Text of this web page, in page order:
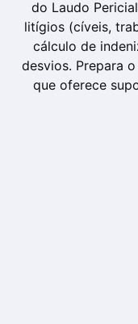
do Laudo
litígios (cíveis,
cálculo de
desvios. Prepara
que oferece